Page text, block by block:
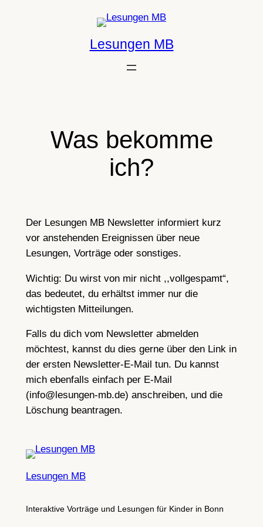
Lesungen MB
Was bekomme
ich?
Der Lesungen MB Newsletter informiert kurz
vor anstehenden Ereignissen über neue
Lesungen, Vorträge oder sonstiges.
Wichtig: Du wirst von mir nicht ,,vollgespamt“,
das bedeutet, du erhältst immer nur die
wichtigsten Mitteilungen.
Falls du dich vom Newsletter abmelden
möchtest, kannst du dies gerne über den Link in
der ersten Newsletter-E-Mail tun. Du kannst
mich ebenfalls einfach per E-Mail
(info@lesungen-mb.de) anschreiben, und die
Löschung beantragen.
Lesungen MB
Interaktive Vorträge und Lesungen für Kinder in Bonn